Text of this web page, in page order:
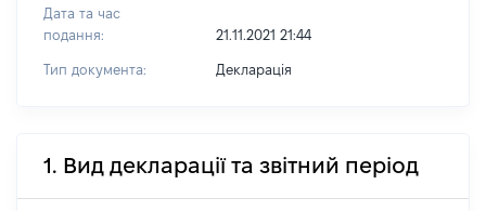
Дата та час
подання:
21.11.2021 21:44
Тип документа: Декларація
1. Вид декларації та звітний період